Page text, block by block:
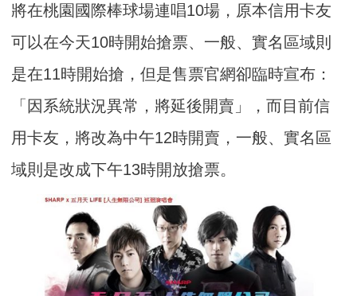
將在桃園國際棒球場連唱10場，原本信用卡友
可以在今天10時開始搶票、一般、實名區域則
是在11時開始搶，但是售票官網卻臨時宣布：
「因系統狀況異常，將延後開賣」，而目前信
用卡友，將改為中午12時開賣，一般、實名區
域則是改成下午13時開放搶票。